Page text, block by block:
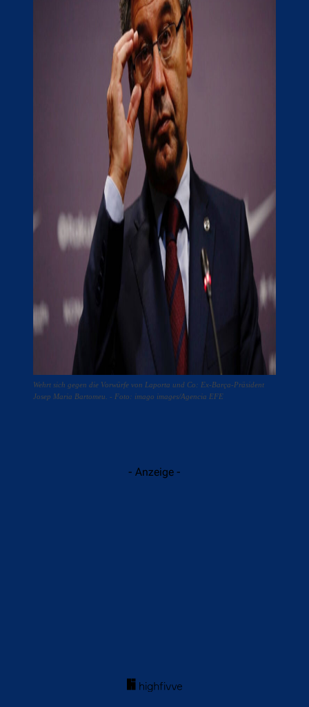
Wehrt sich gegen die Vorwürfe von Laporta und Co: Ex-Barça-Präsident
Josep Maria Bartomeu. - Foto: imago images/Agencia EFE
- Anzeige -